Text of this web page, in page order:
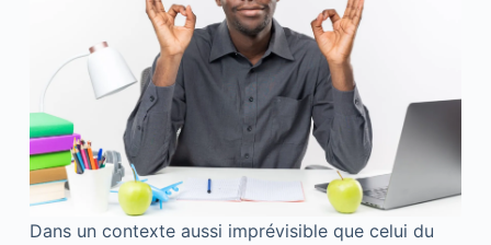
Dans un contexte aussi imprévisible que celui du